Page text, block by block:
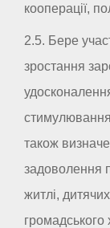
кооперації,
2.5. Бере
зростання
стимулювання
також
задоволення
житлі,
громадського